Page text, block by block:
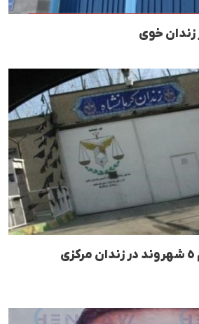
زندان خوی
اخبار تکمیلی از اعدام ٥ شهروند در زندان مرکزی